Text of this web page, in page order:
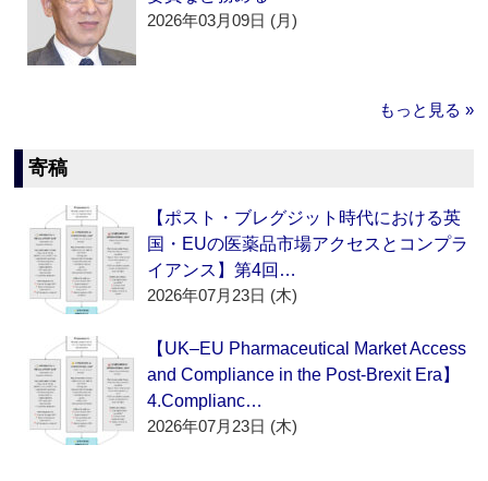
2026年03月09日 (月)
もっと見る »
寄稿
【ポスト・ブレグジット時代における英
国・EUの医薬品市場アクセスとコンプラ
イアンス】第4回…
2026年07月23日 (木)
【UK–EU Pharmaceutical Market Access
and Compliance in the Post-Brexit Era】
4.Complianc…
2026年07月23日 (木)